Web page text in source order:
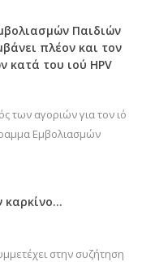
Παιδιών
πλέον και τον
κατά του ιού HPV
των αγοριών για τον ιό
Εμβολιασμών
καρκίνο…
στην συζήτηση